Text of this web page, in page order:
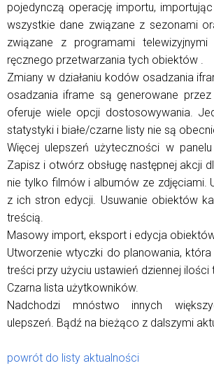
pojedynczą operację importu,
wszystkie dane związane z sezonami
związane z programami
ręcznego przetwarzania tych obiektów .
Zmiany w działaniu kodów osadzania
osadzania iframe są generowane
oferuje wiele opcji dostosowywania.
statystyki i białe/czarne listy nie są
Więcej ulepszeń użyteczności w
Zapisz i otwórz obsługę następnej akcji
nie tylko filmów i albumów ze zdjęciami.
z ich stron edycji. Usuwanie obiektów
treścią.
Masowy import, eksport i edycja
Utworzenie wtyczki do planowania,
treści przy użyciu ustawień dziennej ilości
Czarna lista użytkowników.
Nadchodzi mnóstwo innych
ulepszeń. Bądź na bieżąco z dalszymi
powrót do listy aktualności